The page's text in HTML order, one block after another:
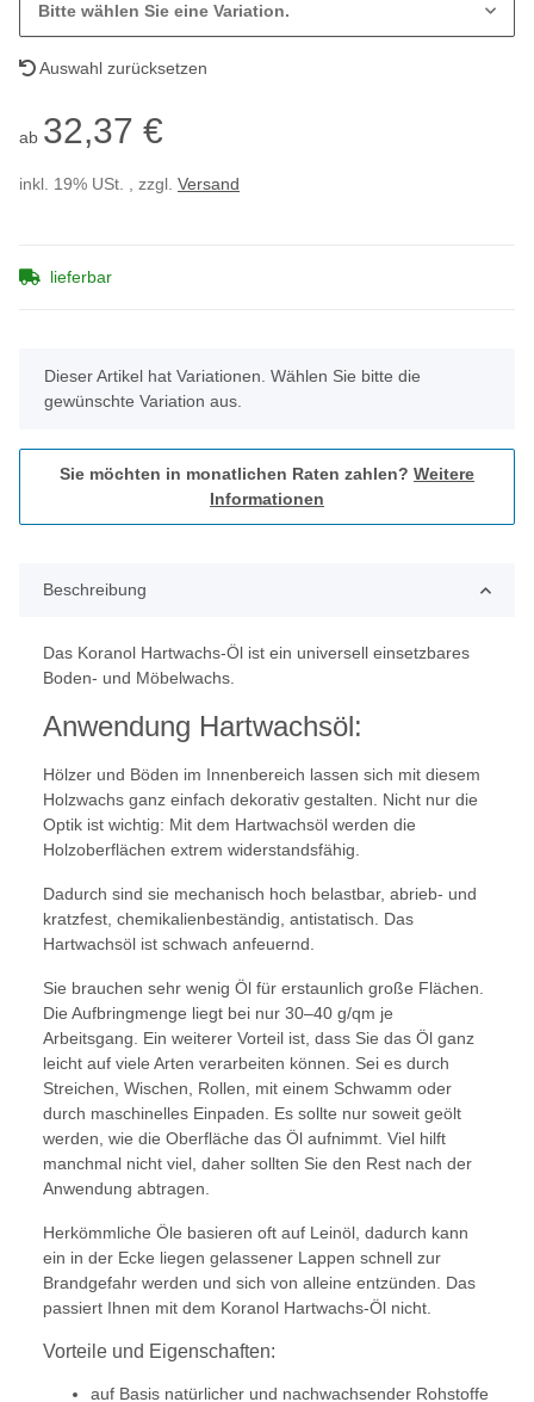
Bitte wählen Sie eine Variation.
Auswahl zurücksetzen
ab 32,37 €
inkl. 19% USt. , zzgl. Versand
lieferbar
x
Dieser Artikel hat Variationen. Wählen Sie bitte die
gewünschte Variation aus.
Sie möchten in monatlichen Raten zahlen? Weitere
Informationen
Beschreibung
Das Koranol Hartwachs-Öl ist ein universell einsetzbares
Boden- und Möbelwachs.
Anwendung Hartwachsöl:
Hölzer und Böden im Innenbereich lassen sich mit diesem
Holzwachs ganz einfach dekorativ gestalten. Nicht nur die
Optik ist wichtig: Mit dem Hartwachsöl werden die
Holzoberflächen extrem widerstandsfähig.
Dadurch sind sie mechanisch hoch belastbar, abrieb- und
kratzfest, chemikalienbeständig, antistatisch. Das
Hartwachsöl ist schwach anfeuernd.
Sie brauchen sehr wenig Öl für erstaunlich große Flächen.
Die Aufbringmenge liegt bei nur 30–40 g/qm je
Arbeitsgang. Ein weiterer Vorteil ist, dass Sie das Öl ganz
leicht auf viele Arten verarbeiten können. Sei es durch
Streichen, Wischen, Rollen, mit einem Schwamm oder
durch maschinelles Einpaden. Es sollte nur soweit geölt
werden, wie die Oberfläche das Öl aufnimmt. Viel hilft
manchmal nicht viel, daher sollten Sie den Rest nach der
Anwendung abtragen.
Herkömmliche Öle basieren oft auf Leinöl, dadurch kann
ein in der Ecke liegen gelassener Lappen schnell zur
Brandgefahr werden und sich von alleine entzünden. Das
passiert Ihnen mit dem Koranol Hartwachs-Öl nicht.
Vorteile und Eigenschaften:
auf Basis natürlicher und nachwachsender Rohstoffe